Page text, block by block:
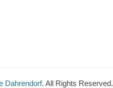
Dahrendorf. All Rights Reserved.